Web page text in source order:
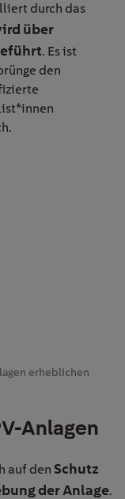
durch das
über
. Es ist
den
erheblichen
Anlagen
auf den Schutz
der Anlage.